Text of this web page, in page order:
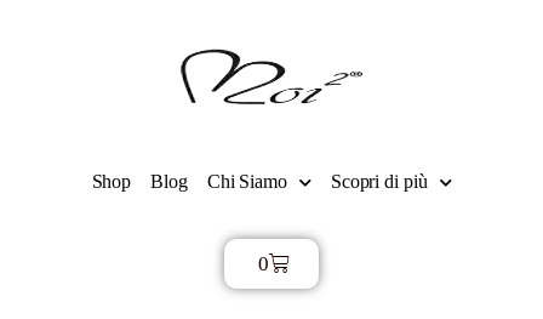
Shop Blog Chi Siamo Scopri di più
0